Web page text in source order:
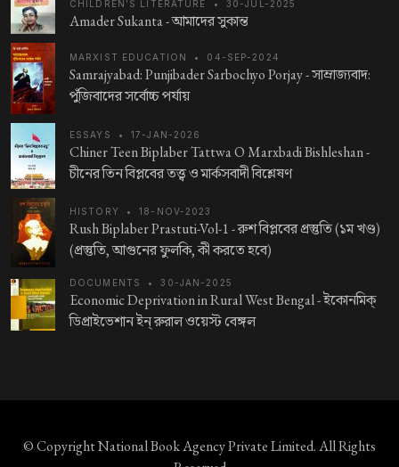
CHILDREN'S LITERATURE • 30-JUL-2025
Amader Sukanta -আমাদের সুকান্ত
MARXIST EDUCATION • 04-SEP-2024
Samrajyabad: Punjibader Sarbochyo Porjay -সাম্রাজ্যবাদ:
পুঁজিবাদের সর্বোচ্চ পর্যায়
ESSAYS • 17-JAN-2026
Chiner Teen Biplaber Tattwa O Marxbadi Bishleshan -
চীনের তিন বিপ্লবের তত্ত্ব ও মার্কসবাদী বিশ্লেষণ
HISTORY • 18-NOV-2023
Rush Biplaber Prastuti-Vol-1 -রুশ বিপ্লবের প্রস্তুতি (১ম খণ্ড)
(প্রস্তুতি, আগুনের ফুলকি, কী করতে হবে)
DOCUMENTS • 30-JAN-2025
Economic Deprivation in Rural West Bengal -ইকোনমিক্‌
ডিপ্রাইভেশান ইন্‌ রুরাল ওয়েস্ট বেঙ্গল
© CopyrightNational Book Agency Private Limited. All Rights